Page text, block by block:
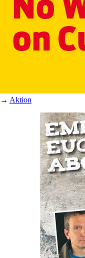
→ Aktion